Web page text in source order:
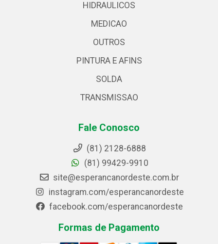
HIDRAULICOS
MEDICAO
OUTROS
PINTURA E AFINS
SOLDA
TRANSMISSAO
Fale Conosco
(81) 2128-6888
(81) 99429-9910
site@esperancanordeste.com.br
instagram.com/esperancanordeste
facebook.com/esperancanordeste
Formas de Pagamento